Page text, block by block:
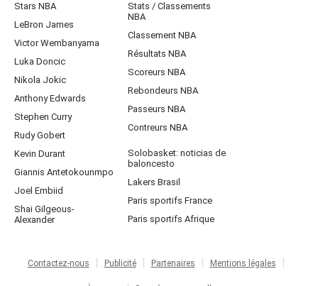
Stars NBA
LeBron James
Victor Wembanyama
Luka Doncic
Nikola Jokic
Anthony Edwards
Stephen Curry
Rudy Gobert
Kevin Durant
Giannis Antetokounmpo
Joel Embiid
Shai Gilgeous-
Alexander
Stats / Classements
NBA
Classement NBA
Résultats NBA
Scoreurs NBA
Rebondeurs NBA
Passeurs NBA
Contreurs NBA
Solobasket: noticias de
baloncesto
Lakers Brasil
Paris sportifs France
Paris sportifs Afrique
Contactez-nous Publicité Partenaires Mentions légales